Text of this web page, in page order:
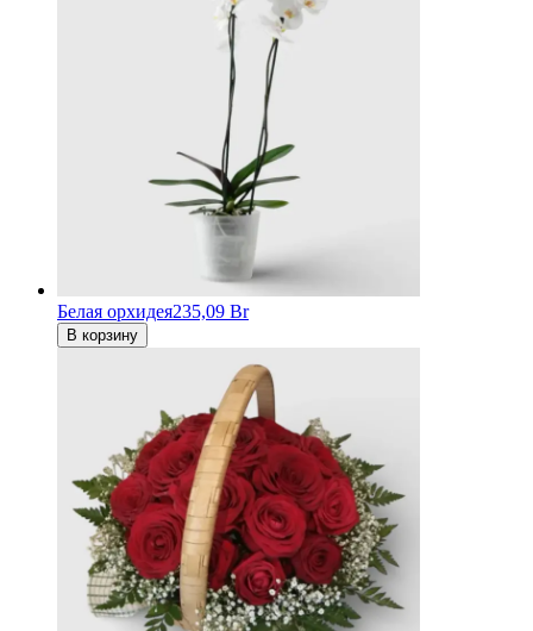
Белая орхидея235,09 Br
В корзину